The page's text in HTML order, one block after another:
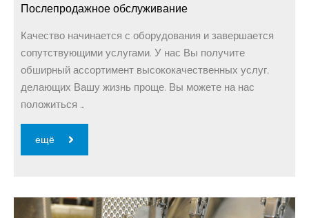
Послепродажное обслуживание
Качество начинается с оборудования и завершается
сопутствующими услугами. У нас Вы получите
обширный ассортимент высококачественных услуг,
делающих Вашу жизнь проще. Вы можете на нас
положиться …
ещё